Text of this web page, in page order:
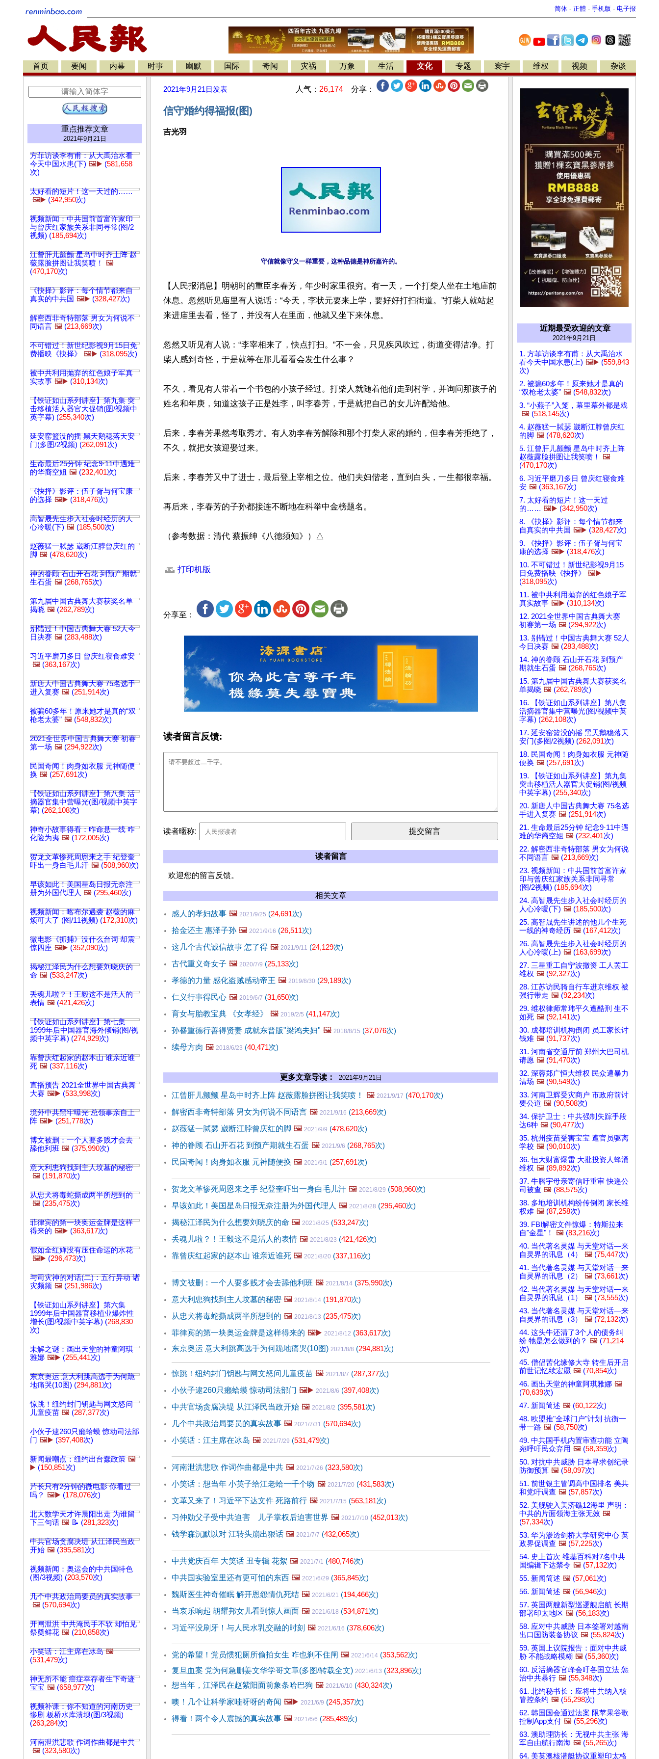
简体 - 正體 - 手机版 - 电子报
首页 要闻 内幕 时事 幽默 国际 奇闻 灾祸 万象 生活 文化 专题 寰宇 维权 视频 杂谈
重点推荐文章
2021年9月21日
方菲访谈李有甫：从大禹治水看
今天中国水患(下) 🖼️▶️ (581,658
次)
太好看的短片！这一天过的……
🖼️▶️ (342,950次)
视频新闻：中共国前首富许家印
与曾庆红家族关系非同寻常(图/2
视频) (185,694次)
江曾肝儿颤颤 星岛中时齐上阵 赵
薇露脸拼图让我笑喷！
🖼️
(470,170次)
《抉择》影评：每个情节都来自
真实的中共国 🖼️▶️ (328,427次)
解密西非奇特部落 男女为何说不
同语言 🖼️ (213,669次)
不可错过！新世纪影视9月15日免
费播映《抉择》
🖼️▶️ (318,095次)
被中共利用抛弃的红色娘子军真
实故事 🖼️▶️ (310,134次)
【铁证如山系列讲座】第九集 突
击移植活人器官大促销(图/视频中
英字幕) (255,340次)
延安窑篮没的摇 黑天鹅稳落天安
门(多图/2视频) (262,091次)
生命最后25分钟 纪念9·11中遇难
的华裔空姐 🖼️ (232,401次)
《抉择》影评：伍子胥与何宝康
的选择 🖼️▶️ (318,476次)
高智晟先生步入社会时经历的人
心冷暖(下) 🖼️ (185,500次)
赵薇猛一脦瑟 崴断江脖曾庆红的
脚 🖼️ (478,620次)
神的眷顾 石山开石花 到预产期就
生石蛋 🖼️ (268,765次)
第九届中国古典舞大赛获奖名单
揭晓 🖼️ (262,789次)
别错过！中国古典舞大赛 52人今
日决赛 🖼️ (283,488次)
习近平磨刀多日 曾庆红寝食难安
🖼️ (363,167次)
新唐人中国古典舞大赛 75名选手
进入复赛 🖼️ (251,914次)
被骗60多年！原来她才是真的“双
枪老太婆” 🖼️ (548,832次)
2021全世界中国古典舞大赛 初赛
第一场 🖼️ (294,922次)
民国奇闻！肉身如衣服 元神随便
换 🖼️ (257,691次)
【铁证如山系列讲座】第八集 活
摘器官集中营曝光(图/视频中英字
幕) (262,108次)
神奇小故事得看：咋命悬一线 咋
化险为夷 🖼️ (172,005次)
贺龙文革惨死周恩来之手 纪登奎
吓出一身白毛儿汗 🖼️ (508,960次)
早该如此！美国星岛日报无奈注
册为外国代理人 🖼️ (295,460次)
视频新闻：喀布尔遇袭 赵薇的麻
烦可大了 (图/11视频) (172,310次)
微电影《抓捕》没什么台词 却震
惊四座 🖼️▶️ (352,090次)
揭秘江泽民为什么想要刘晓庆的
命 🖼️ (533,247次)
丢魂儿啦？！王毅这不是活人的
表情 🖼️ (421,426次)
【铁证如山系列讲座】第七集
1999年后中国器官海外倾销(图/视
频中英字幕) (274,929次)
靠曾庆红起家的赵本山 谁亲近谁
死 🖼️ (337,116次)
直播预告 2021全世界中国古典舞
大赛 🖼️▶️ (533,998次)
境外中共黑牢曝光 总领事亲自上
阵 🖼️▶️ (251,778次)
博文被删：一个人要多贱才会去
舔他利班 🖼️ (375,990次)
意大利忠狗找到主人坟墓的秘密
🖼️ (191,870次)
从忠犬将毒蛇撕成两半所想到的
🖼️ (235,475次)
菲律宾的第一块奥运金牌是这样
得来的 🖼️▶️ (363,617次)
假如全红婵没有压住命运的水花
🖼️▶️ (296,473次)
与司灾神的对话(二)：五行异动 诸
灾频频 🖼️ (251,986次)
【铁证如山系列讲座】第六集
1999年后中国器官移植业爆炸性
增长(图/视频中英字幕) (268,830
次)
未解之谜：画出天堂的神童阿琪
雅娜 🖼️▶️ (255,441次)
东京奥运 意大利跳高选手为何跪
地痛哭(10图) (294,881次)
惊跳！纽约封门钥匙与网文怒问
儿童疫苗 🖼️ (287,377次)
小伙子逮260只癞蛤蟆 惊动司法部
门 🖼️▶️ (397,408次)
新闻最嘲点：纽约出台蠢政策 🖼️
▶️ (150,851次)
片长只有2分钟的微电影 你看过
吗？ 🖼️▶️ (178,076次)
北大数学天才许晨阳出走 为谁留
下三句话 🖼️ 📝 (281,323次)
中共官场贪腐决堤 从江泽民当政
开始 🖼️ (395,581次)
视频新闻：奥运会的中共国特色
(图/3视频) (203,570次)
几个中共政治局要员的真实故事
🖼️ (570,694次)
开闸泄洪 中共淹民手不软 却怕见
祭奠鲜花 🖼️ (210,858次)
小笑话：江主席在冰岛 🖼️
(531,479次)
神无所不能 癌症幸存者生下奇迹
宝宝 🖼️ (658,977次)
视频补课：你不知道的河南历史
惨剧 板桥水库溃坝(图/3视频)
(263,284次)
河南泄洪悲歌 作词作曲都是中共
🖼️ (323,580次)
2021年9月21日 发表 人气： 26,174 分享：
信守婚约得福报(图)
吉光羽
【人民报消息】明朝时的重臣李春芳，年少时家里很穷。有一天，一个打柴人坐在土地庙前
休息。忽然听见庙里有人说话：“今天，李状元要来上学，要好好打扫街道。”打柴人就站起
来进庙里去看，怪了，并没有人在里面，他就又坐下来休息。
忽然又听见有人说：“李宰相来了，快点打扫。”不一会，只见疾风吹过，街道变得洁净。打
柴人感到奇怪，于是就等在那儿看看会发生什么事？
不久，看见有人带着一个书包的小孩子经过。打柴人就随着他们走到村学，并询问那孩子的
姓名和年庚，知道这孩子正是姓李，叫李春芳，于是就把自己的女儿许配给他。
后来，李春芳果然考取秀才。有人劝李春芳解除和那个打柴人家的婚约，但李春芳拒绝了，
不久，就把女孩迎娶过来。
后来，李春芳又中了进士，最后登上宰相之位。他们夫妇偕老，直到白头，一生都很幸福。
再后来，李春芳的子孙都接连不断地在科举中金榜题名。
（参考数据：清代 蔡振绅《八德须知》）△
打印机版
分享至：
读者留言反馈:
读者暱称:
读者留言
欢迎您的留言反馈。
相关文章
感人的孝妇故事 🖼️ 2021/9/25 (24,691次)
拾金还主 惠泽子孙 🖼️ 2021/9/16 (26,511次)
这几个古代诚信故事 怎了得 🖼️ 2021/9/11 (24,129次)
古代重义奇女子 🖼️ 2020/7/9 (25,133次)
孝德的力量 感化盗贼感动帝王 🖼️ 2019/8/30 (29,189次)
仁义行事得民心 🖼️ 2019/6/7 (31,650次)
育女与胎教宝典 《女孝经》
🖼️ 2019/2/5 (41,147次)
孙晷重德行善得贤妻 成就东晋版"梁鸿夫妇" 🖼️ 2018/8/15 (37,076次)
续母方肉 🖼️ 2018/6/23 (40,471次)
更多文章导读： 2021年9月21日
江曾肝儿颤颤 星岛中时齐上阵 赵薇露脸拼图让我笑喷！ 🖼️ 2021/9/17 (470,170次)
解密西非奇特部落 男女为何说不同语言 🖼️ 2021/9/16 (213,669次)
赵薇猛一脦瑟 崴断江脖曾庆红的脚 🖼️ 2021/9/9 (478,620次)
神的眷顾 石山开石花 到预产期就生石蛋 🖼️ 2021/9/6 (268,765次)
民国奇闻！肉身如衣服 元神随便换 🖼️ 2021/9/1 (257,691次)
贺龙文革惨死周恩来之手 纪登奎吓出一身白毛儿汗 🖼️ 2021/8/29 (508,960次)
早该如此！美国星岛日报无奈注册为外国代理人 🖼️ 2021/8/28 (295,460次)
揭秘江泽民为什么想要刘晓庆的命 🖼️ 2021/8/25 (533,247次)
丢魂儿啦？！王毅这不是活人的表情 🖼️ 2021/8/23 (421,426次)
靠曾庆红起家的赵本山 谁亲近谁死 🖼️ 2021/8/20 (337,116次)
博文被删：一个人要多贱才会去舔他利班 🖼️ 2021/8/14 (375,990次)
意大利忠狗找到主人坟墓的秘密 🖼️ 2021/8/14 (191,870次)
从忠犬将毒蛇撕成两半所想到的 🖼️ 2021/8/13 (235,475次)
菲律宾的第一块奥运金牌是这样得来的 🖼️▶️ 2021/8/12 (363,617次)
东京奥运 意大利跳高选手为何跪地痛哭(10图) 2021/8/8 (294,881次)
惊跳！纽约封门钥匙与网文怒问儿童疫苗 🖼️ 2021/8/7 (287,377次)
小伙子逮260只癞蛤蟆 惊动司法部门 🖼️▶️ 2021/8/6 (397,408次)
中共官场贪腐决堤 从江泽民当政开始 🖼️ 2021/8/2 (395,581次)
几个中共政治局要员的真实故事 🖼️ 2021/7/31 (570,694次)
小笑话：江主席在冰岛 🖼️ 2021/7/29 (531,479次)
河南泄洪悲歌 作词作曲都是中共 🖼️ 2021/7/26 (323,580次)
小笑话：想当年 小英子给江老蛤一千个吻 🖼️ 2021/7/20 (431,583次)
文革又来了！习近平下达文件 死路前行 🖼️ 2021/7/15 (563,181次)
习仲勋父子受中共迫害 儿子掌权后迫害世界 🖼️ 2021/7/10 (452,013次)
钱学森沉默以对 江转头崩出狠话 🖼️ 2021/7/7 (432,065次)
中共党庆百年 大笑话 丑专辑 花絮 🖼️ 2021/7/1 (480,746次)
中共国实验室里还有更可怕的东西 🖼️ 2021/6/29 (365,845次)
魏斯医生神奇催眠 解开恩怨情仇死结 🖼️ 2021/6/21 (194,466次)
当哀乐响起 胡耀邦女儿看到惊人画面 🖼️ 2021/6/18 (534,871次)
习近平没刷牙！与人民水乳交融的时刻 🖼️ 2021/6/16 (378,606次)
党的希望！党员惯犯厕所偷拍女生 咋也刹不住闸 🖼️ 2021/6/14 (353,562次)
复旦血案 党为何急删姜文华学哥文章(多图/转载全文) 2021/6/13 (323,896次)
想当年，江泽民在赵紫阳面前象条哈巴狗 🖼️ 2021/6/10 (430,324次)
噢！几个让科学家哇呀呀的奇闻 🖼️▶️ 2021/6/9 (245,357次)
得看！两个令人震撼的真实故事 🖼️ 2021/6/6 (285,489次)
近期最受欢迎的文章
2021年9月21日
1. 方菲访谈李有甫：从大禹治水
看今天中国水患(上) 🖼️▶️ (559,843
次)
2. 被骗60多年！原来她才是真的
“双枪老太婆” 🖼️ (548,832次)
3. “小燕子”入笼，幕里幕外都是戏
🖼️ (518,145次)
4. 赵薇猛一脦瑟 崴断江脖曾庆红
的脚 🖼️ (478,620次)
5. 江曾肝儿颤颤 星岛中时齐上阵
赵薇露脸拼图让我笑喷！
🖼️
(470,170次)
6. 习近平磨刀多日 曾庆红寝食难
安 🖼️ (363,167次)
7. 太好看的短片！这一天过
的…… 🖼️▶️ (342,950次)
8. 《抉择》影评：每个情节都来
自真实的中共国 🖼️▶️ (328,427次)
9. 《抉择》影评：伍子胥与何宝
康的选择 🖼️▶️ (318,476次)
10. 不可错过！新世纪影视9月15
日免费播映《抉择》
🖼️▶️
(318,095次)
11. 被中共利用抛弃的红色娘子军
真实故事 🖼️▶️ (310,134次)
12. 2021全世界中国古典舞大赛
初赛第一场 🖼️ (294,922次)
13. 别错过！中国古典舞大赛 52人
今日决赛 🖼️ (283,488次)
14. 神的眷顾 石山开石花 到预产
期就生石蛋 🖼️ (268,765次)
15. 第九届中国古典舞大赛获奖名
单揭晓 🖼️ (262,789次)
16. 【铁证如山系列讲座】第八集
活摘器官集中营曝光(图/视频中英
字幕) (262,108次)
17. 延安窑篮没的摇 黑天鹅稳落天
安门(多图/2视频) (262,091次)
18. 民国奇闻！肉身如衣服 元神随
便换 🖼️ (257,691次)
19. 【铁证如山系列讲座】第九集
突击移植活人器官大促销(图/视频
中英字幕) (255,340次)
20. 新唐人中国古典舞大赛 75名选
手进入复赛 🖼️ (251,914次)
21. 生命最后25分钟 纪念9·11中遇
难的华裔空姐 🖼️ (232,401次)
22. 解密西非奇特部落 男女为何说
不同语言 🖼️ (213,669次)
23. 视频新闻：中共国前首富许家
印与曾庆红家族关系非同寻常
(图/2视频) (185,694次)
24. 高智晟先生步入社会时经历的
人心冷暖(下) 🖼️ (185,500次)
25. 高智晟先生讲述的他几个生死
一线的神奇经历 🖼️ (167,412次)
26. 高智晟先生步入社会时经历的
人心冷暖(上) 🖼️ (163,699次)
27. 三星重工自宁波撤资 工人罢工
维权 🖼️ (92,327次)
28. 江苏访民骑自行车进京维权 被
强行带走 🖼️ (92,234次)
29. 维权律师常玮平久遭酷刑 生不
如死 🖼️ (92,141次)
30. 成都培训机构倒闭 员工家长讨
钱难 🖼️ (91,737次)
31. 河南省交通厅前 郑州大巴司机
请愿 🖼️ (91,470次)
32. 深蓉郑广恒大维权 民众遭暴力
清场 🖼️ (90,549次)
33. 河南卫辉受灾商户 市政府前讨
要公道 🖼️ (90,508次)
34. 保护卫士：中共强制失踪手段
达6种 🖼️ (90,477次)
35. 杭州疫苗受害宝宝 遭官员驱离
学校 🖼️ (90,010次)
36. 恒大财富爆雷 大批投资人蜂涌
维权 🖼️ (89,892次)
37. 牛腾宇母亲寄信吁重审 快递公
司被查 🖼️ (88,575次)
38. 多地培训机构纷传倒闭 家长维
权难 🖼️ (87,258次)
39. FBI解密文件惊爆：特斯拉来
自"金星"！
🖼️ (83,216次)
40. 当代著名灵媒 与天堂对话—来
自灵界的讯息（4）
🖼️ (75,447次)
41. 当代著名灵媒 与天堂对话—来
自灵界的讯息（2）
🖼️ (73,661次)
42. 当代著名灵媒 与天堂对话—来
自灵界的讯息（1）
🖼️ (73,555次)
43. 当代著名灵媒 与天堂对话—来
自灵界的讯息（3）
🖼️ (72,132次)
44. 这头牛还清了3个人的债务纠
纷 牠是怎么做到的？ 🖼️ (71,214
次)
45. 僧侣苦化缘修大寺 转生后开启
前世记忆续宏愿 🖼️ (70,854次)
46. 画出天堂的神童阿琪雅娜 🖼️
(70,639次)
47. 新闻简述 🖼️ (60,122次)
48. 欧盟推"全球门户"计划 抗衡一
带一路 🖼️ (58,750次)
49. 中共国手机内置审查功能 立陶
宛呼吁民众弃用 🖼️ (58,359次)
50. 对抗中共威胁 日本寻求创纪录
防御预算 🖼️ (58,097次)
51. 前世银主管调高中国排名 美共
和党吁调查 🖼️ (57,857次)
52. 美舰驶入美济礁12海里 声明：
中共的片面领海主张无效 🖼️
(57,334次)
53. 华为渗透剑桥大学研究中心 英
政界促调查 🖼️ (57,225次)
54. 史上首次 维基百科对7名中共
国编辑下达禁令 🖼️ (57,132次)
55. 新闻简述 🖼️ (57,061次)
56. 新闻简述 🖼️ (56,946次)
57. 英国两艘新型巡逻舰启航 长期
部署印太地区 🖼️ (56,183次)
58. 应对中共威胁 日本签署对越南
出口国防装备协议 🖼️ (55,824次)
59. 英国上议院报告：面对中共威
胁 不能战略模糊 🖼️ (55,360次)
60. 反活摘器官峰会吁各国立法 惩
治中共暴行 🖼️ (55,348次)
61. 北约秘书长：应将中共纳入核
管控条约 🖼️ (55,298次)
62. 韩国国会通过法案 限苹果谷歌
控制App支付 🖼️ (55,296次)
63. 澳助理防长：无视中共主张 海
军自由航行南海 🖼️ (55,265次)
64. 美英澳核潜艇协议重塑印太格